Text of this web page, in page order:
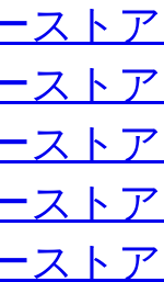
スト
スト
スト
スト
スト